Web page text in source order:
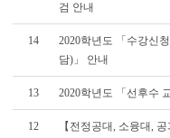
검 안내
14
2020학년도 「수강신
담)」 안내
13 2020학년도 「선후수
12
【전정공대, 소융대,